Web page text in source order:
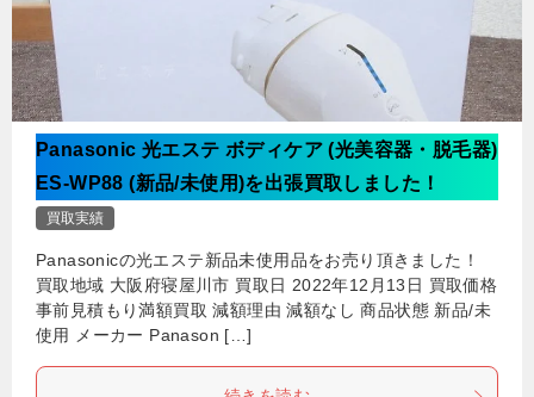
Panasonic 光エステ ボディケア (光美容器・脱毛器)
ES-WP88 (新品/未使用)を出張買取しました！
買取実績
Panasonicの光エステ新品未使用品をお売り頂きました！
買取地域 大阪府寝屋川市 買取日 2022年12月13日 買取価格
事前見積もり満額買取 減額理由 減額なし 商品状態 新品/未
使用 メーカー Panason […]